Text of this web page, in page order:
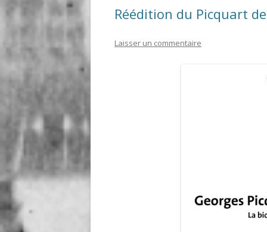
Réédition du Picquart
Laisser un commentaire